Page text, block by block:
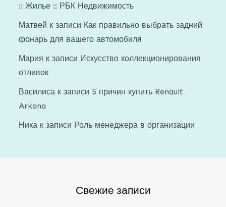
:: Жилье :: РБК Недвижимость
Матвей к записи Как правильно выбрать задний
фонарь для вашего автомобиля
Мария к записи Искусство коллекционирования
отливок
Василиса к записи 5 причин купить Renault
Arkana
Ника к записи Роль менеджера в организации
Свежие записи